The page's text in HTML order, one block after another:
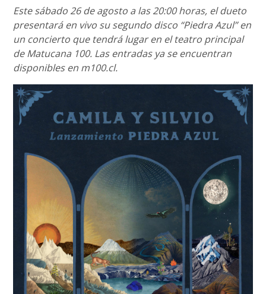
Este sábado 26 de agosto a las 20:00 horas, el dueto
presentará en vivo su segundo disco “Piedra Azul” en
un concierto que tendrá lugar en el teatro principal
de Matucana 100. Las entradas ya se encuentran
disponibles en m100.cl.